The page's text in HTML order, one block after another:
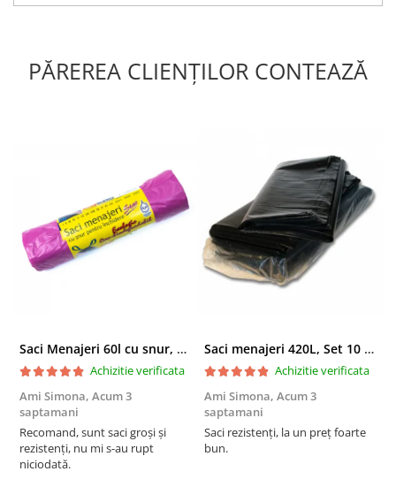
PĂREREA CLIENȚILOR CONTEAZĂ
Saci Menajeri 60l cu snur, Roz, 10buc/rola
Achizitie verificata
Ami Simona, Acum 3
saptamani
Recomand, sunt saci groși și
rezistenți, nu mi s-au rupt
niciodată.
Saci menajeri 420L, Set 10 bucati
Achizitie verificata
Ami Simona, Acum 3
saptamani
Saci rezistenți, la un preț foarte
bun.